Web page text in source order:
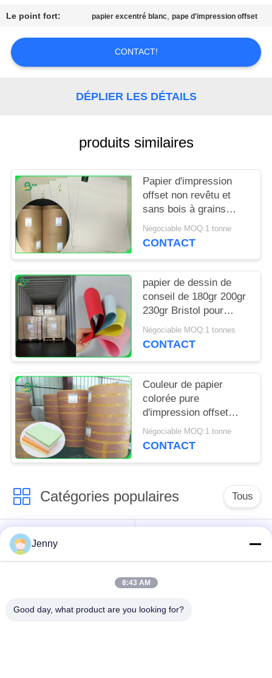
NOUVELLES
CAS
PRIVACY
POLICY
Le point fort: papier excentré blanc,pape d'impression offset
CONTACT!
DÉPLIER LES DÉTAILS
produits similaires
Papier d'impression
offset non revêtu et
sans bois à grains
longs à haute
blancheur
Négociable MOQ:1 tonne
CONTACT
papier de dessin de
conseil de 180gr 200gr
230gr Bristol pour
rendre des insectes
dégradables
Négociable MOQ:1 tonnes
CONTACT
Couleur de papier
colorée pure
d'impression offset
verte de pâte de bois
de FSC indiquée 70CM
Négociable MOQ:1 tonne
CONTACT
Catégories populaires Tous
papier d'emballage
blanc
d'emballage
Jenny
8:43 AM
Good day, what product are you looking for?